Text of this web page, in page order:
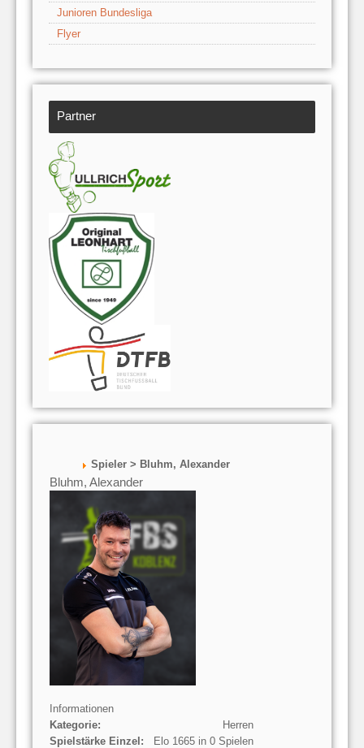
Junioren Bundesliga
Flyer
Partner
Spieler > Bluhm, Alexander
Bluhm, Alexander
Informationen
Kategorie:
Herren
Spielstärke Einzel:
Elo 1665 in 0 Spielen